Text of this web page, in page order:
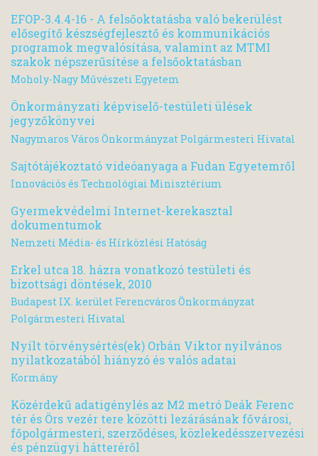
EFOP-3.4.4-16 - A felsőoktatásba való bekerülést
elősegítő készségfejlesztő és kommunikációs
programok megvalósítása, valamint az MTMI
szakok népszerűsítése a felsőoktatásban
Moholy-Nagy Művészeti Egyetem
Önkormányzati képviselő-testületi ülések
jegyzőkönyvei
Nagymaros Város Önkormányzat Polgármesteri Hivatal
Sajtótájékoztató videóanyaga a Fudan Egyetemről
Innovációs és Technológiai Minisztérium
Gyermekvédelmi Internet-kerekasztal
dokumentumok
Nemzeti Média- és Hírközlési Hatóság
Erkel utca 18. házra vonatkozó testületi és
bizottsági döntések, 2010
Budapest IX. kerület Ferencváros Önkormányzat
Polgármesteri Hivatal
Nyílt törvénysértés(ek) Orbán Viktor nyilvános
nyilatkozatából hiányzó és valós adatai
Kormány
Közérdekű adatigénylés az M2 metró Deák Ferenc
tér és Örs vezér tere közötti lezárásának fővárosi,
főpolgármesteri, szerződéses, közlekedésszervezési
és pénzügyi hátteréről